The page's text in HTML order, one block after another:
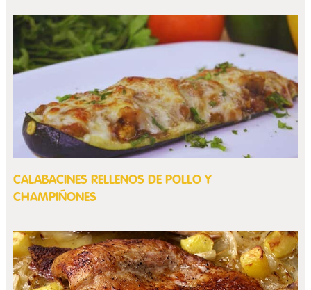
CALABACINES RELLENOS DE POLLO Y
CHAMPIÑONES